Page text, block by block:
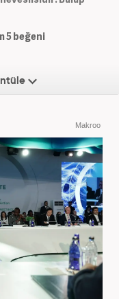
5beğeni
Makroo